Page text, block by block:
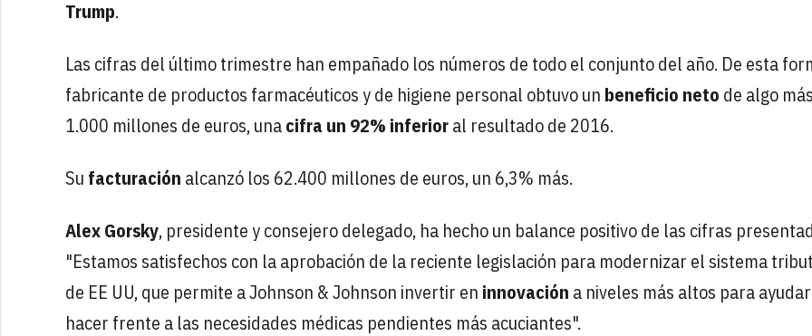
Trump.
Las cifras del último trimestre han empañado los números de todo el conjunto del año. De esta
fabricante de productos farmacéuticos y de higiene personal obtuvo un beneficio neto de algo
1.000 millones de euros, unacifra un 92% inferioral resultado de 2016.
Su facturación alcanzó los 62.400 millones de euros, un 6,3% más.
Alex Gorsky, presidente y consejero delegado, ha hecho un balance positivo de las cifras
"Estamos satisfechos con la aprobación de la reciente legislación para modernizar el sistema
de EE UU, que permite a Johnson & Johnson invertir en innovación a niveles más altos para
hacer frente a las necesidades médicas pendientes más acuciantes".